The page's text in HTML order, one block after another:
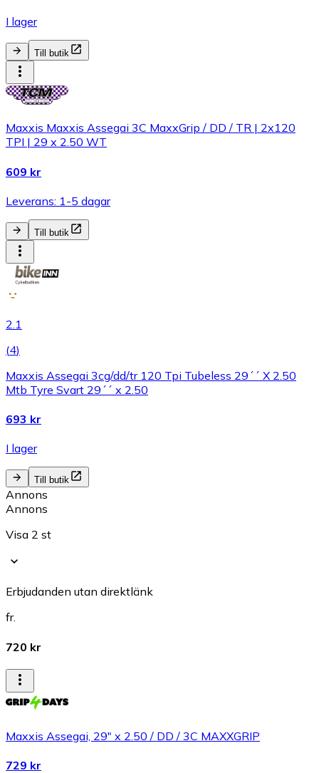
I lager
Till butik
Maxxis Maxxis Assegai 3C MaxxGrip / DD / TR | 2x120
TPI | 29 x 2.50 WT
609 kr
Leverans: 1-5 dagar
Till butik
2.1
(4)
Maxxis Assegai 3cg/dd/tr 120 Tpi Tubeless 29´´ X 2.50
Mtb Tyre Svart 29´´ x 2.50
693 kr
I lager
Till butik
Annons
Annons
Visa 2 st
Erbjudanden utan direktlänk
fr.
720 kr
Maxxis Assegai, 29" x 2.50 / DD / 3C MAXXGRIP
729 kr